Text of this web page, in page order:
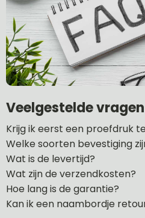
Veelgestelde vragen
Krijg ik eerst een proefdruk
Welke soorten bevestiging
Wat is de levertijd?
Wat zijn de verzendkosten?
Hoe lang is de garantie?
Kan ik een naambordje